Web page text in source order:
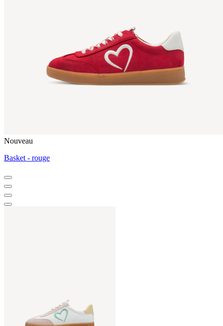
Nouveau
Basket - rouge